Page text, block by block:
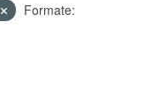
Formate: